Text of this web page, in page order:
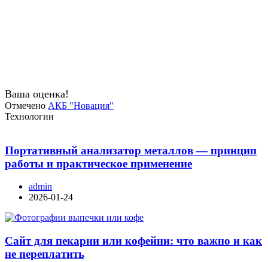
Ваша оценка!
Отмечено АКБ "Новация"
Технологии
Портативный анализатор металлов — принцип
работы и практическое применение
admin
2026-01-24
Сайт для пекарни или кофейни: что важно и как
не переплатить